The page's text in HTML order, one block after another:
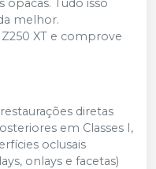
Tudo isso
melhor.
XT e comprove
diretas
em Classes I,
oclusais
onlays e facetas)